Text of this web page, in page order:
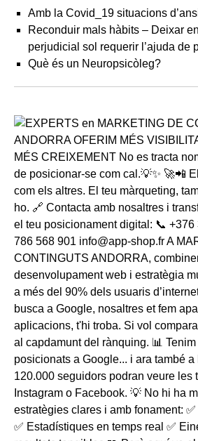
Amb la Covid_19 situacions
Reconduir mals hàbits – Deixar
perjudicial sol requerir l’ajuda de
Què és un Neuropsicòleg?